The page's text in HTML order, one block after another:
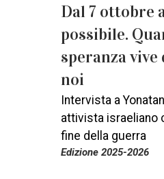
Dal 7 ottobre
possibile.
speranza
noi
Intervista a
attivista israeliano
fine della guerra
Edizione 2025-2026